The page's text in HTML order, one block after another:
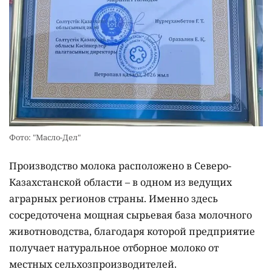
Фото: "Масло-Дел"
Производство молока расположено в Северо-
Казахстанской области – в одном из ведущих
аграрных регионов страны. Именно здесь
сосредоточена мощная сырьевая база молочного
животноводства, благодаря которой предприятие
получает натуральное отборное молоко от
местных сельхозпроизводителей.